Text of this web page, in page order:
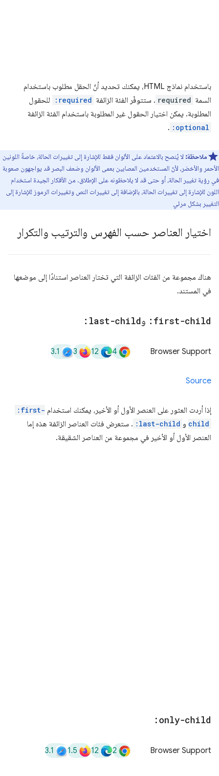
باستخدام نماذج HTML، يمكنك تحديد أنّ الحقل مطلوب باستخدام
السمة required . ستتوفّر الفئة الزائفة :required
للحقول
المطلوبة. يمكن اختيار الحقول غير المطلوبة باستخدام الفئة الزائفة
:optional
.
ملاحظة: لا يُنصح بالاعتماد على الألوان فقط للإشارة إلى تغييرات الحالة، خاصةً اللونين
الأحمر والأخضر، لأنّ المستخدمين المصابين بعمى الألوان وضعف البصر قد يواجهون صعوبة
في رؤية تغيير الحالة، أو حتى قد لا يلاحظونه على الإطلاق. من الأفكار الجيدة استخدام
اللون للإشارة إلى تغييرات الحالة، بالإضافة إلى تغييرات النص وتغييرات الرموز للإشارة إلى
التغيير بشكل مرئي
اختيار العناصر حسب الفهرس والترتيب والتكرار
هناك مجموعة من الفئات الزائفة التي تختار العناصر استنادًا إلى موضعها
في المستند.
:first-child و:last-child
Browser Support
4
12
3
3.1
Source
إذا أردت العثور على العنصر الأول أو الأخير، يمكنك استخدام :first-
child و :last-child . ستعرض فئات العناصر الزائفة هذه إما
العنصر الأول أو الأخير في مجموعة من العناصر الشقيقة.
:only-child
Browser Support
2
12
1.5
3.1